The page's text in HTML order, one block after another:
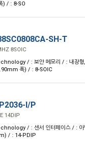
) / : 8-SO
SH-T
8SOIC
/ : 보안 메모리 / : 내장형,
폭) / : 8-SOIC
I/P
14DIP
/ : 센서 인터페이스 / : 아
/ : 14-PDIP